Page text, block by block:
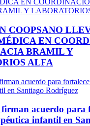
COOPSANO
EN
BRAMIL Y
ALFA
acuerdo para
infantil en